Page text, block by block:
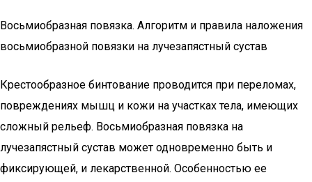
Восьмиобразная повязка. Алгоритм и правила наложения
восьмиобразной повязки на лучезапястный сустав
Крестообразное бинтование проводится при переломах,
повреждениях мышц и кожи на участках тела, имеющих
сложный рельеф. Восьмиобразная повязка на
лучезапястный сустав может одновременно быть и
фиксирующей, и лекарственной. Особенностью ее